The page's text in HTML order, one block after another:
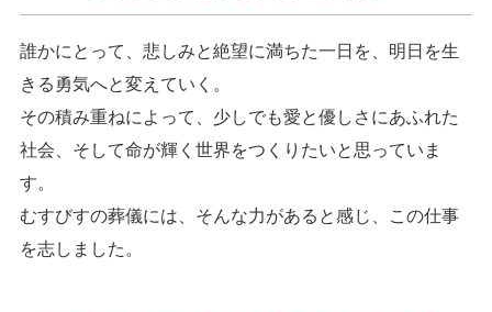
誰かにとって、悲しみと絶望に満ちた一日を、明日を生
きる勇気へと変えていく。
その積み重ねによって、少しでも愛と優しさにあふれた
社会、そして命が輝く世界をつくりたいと思っていま
す。
むすびすの葬儀には、そんな力があると感じ、この仕事
を志しました。